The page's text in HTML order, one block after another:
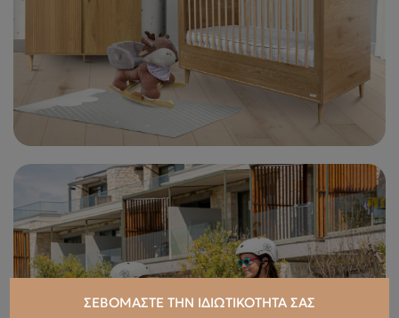
ΣΕΒΌΜΑΣΤΕ ΤΗΝ ΙΔΙΩΤΙΚΌΤΗΤΆ ΣΑΣ